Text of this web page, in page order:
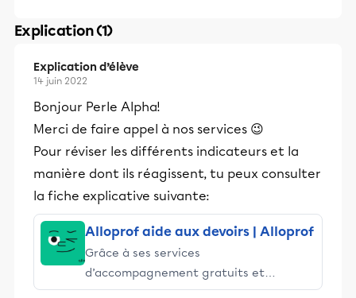
Explication (1)
Explication d’élève
14 juin 2022
Bonjour Perle Alpha!
Merci de faire appel à nos services 😉
Pour réviser les différents indicateurs et la
manière dont ils réagissent, tu peux consulter
la fiche explicative suivante:
Alloprof aide aux devoirs | Alloprof
Grâce à ses services
d’accompagnement gratuits et
stimulants, Alloprof engage les élèves